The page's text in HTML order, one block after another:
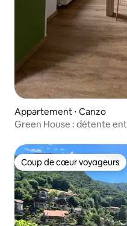
Appartement ⋅ Canzo
Green House : détente
Coup de cœur voyageurs
Coup de cœur voyageurs